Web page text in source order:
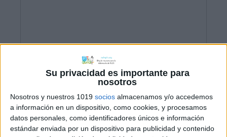
Su privacidad es importante para
nosotros
Nosotros y nuestros 1019 socios almacenamos y/o accedemos
a información en un dispositivo, como cookies, y procesamos
datos personales, como identificadores únicos e información
estándar enviada por un dispositivo para publicidad y contenido
evaluación
observaciones"
href="//www.slideshare.net/
de-evaluacin-observaciones"
target="_blank">Reporte deevaluación